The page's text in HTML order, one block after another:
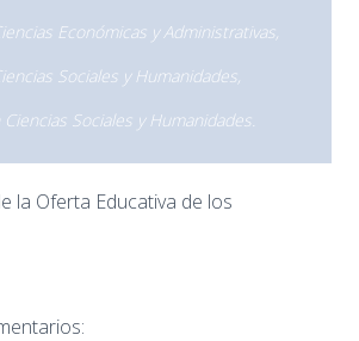
Económicas y Administrativas,
Sociales y Humanidades,
Sociales y Humanidades.
la Oferta Educativa de los